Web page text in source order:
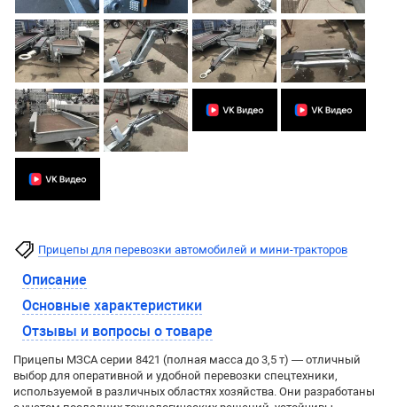
Прицепы для перевозки автомобилей и мини-тракторов
Описание
Основные характеристики
Отзывы и вопросы о товаре
Прицепы МЗСА серии 8421 (полная масса до 3,5 т) — отличный
выбор для оперативной и удобной перевозки спецтехники,
используемой в различных областях хозяйства. Они разработаны